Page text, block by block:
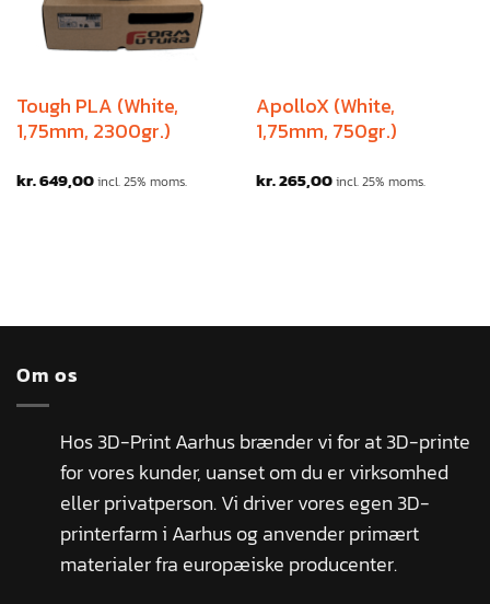
Tough PLA (White,
1,75mm, 2300gr.)
kr.649,00incl. 25% moms.
ApolloX (White,
1,75mm, 750gr.)
kr.265,00incl. 25% moms.
Om os
Hos 3D-Print Aarhus brænder vi for at 3D-printe
for vores kunder, uanset om du er virksomhed
eller privatperson. Vi driver vores egen 3D-
printerfarm i Aarhus og anvender primært
materialer fra europæiske producenter.